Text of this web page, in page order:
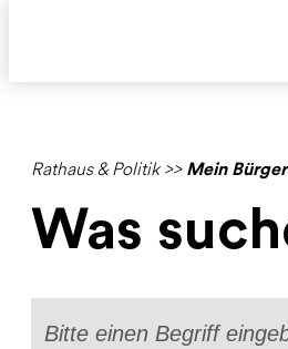
Rathaus & Politik>> Mein
Was